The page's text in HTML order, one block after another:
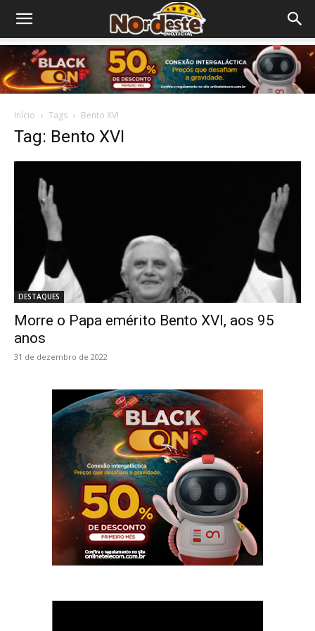
Início Tags Bento XVI
Tag: Bento XVI
DESTAQUES
Morre o Papa emérito Bento XVI, aos 95
anos
31 de dezembro de 2022